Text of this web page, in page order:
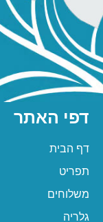
דפי האתר
דף הבית
תפריט
משלוחים
גלריה